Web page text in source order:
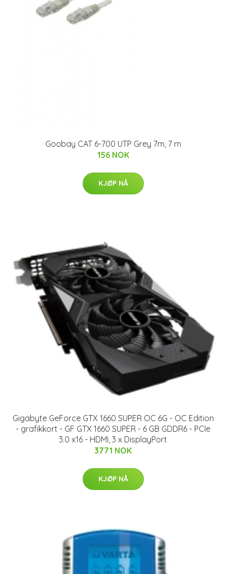
Goobay CAT 6-700 UTP Grey 7m, 7 m
156 NOK
KJØP NÅ
Gigabyte GeForce GTX 1660 SUPER OC 6G - OC Edition
- grafikkort - GF GTX 1660 SUPER - 6 GB GDDR6 - PCIe
3.0 x16 - HDMI, 3 x DisplayPort
3771 NOK
KJØP NÅ